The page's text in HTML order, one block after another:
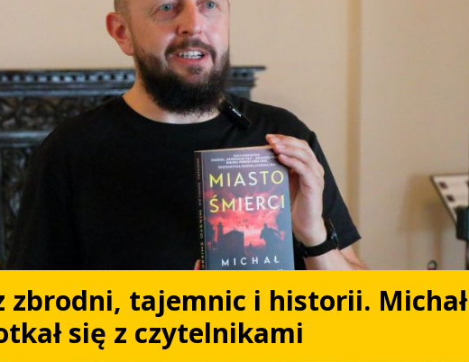
zbrodni, tajemnic i historii. Michał
się z czytelnikami